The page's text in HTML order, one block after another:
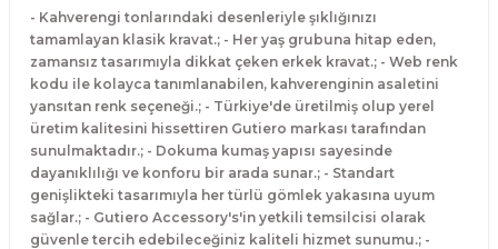
- Kahverengi tonlarındaki desenleriyle şıklığınızı
tamamlayan klasik kravat.; - Her yaş grubuna hitap eden,
zamansız tasarımıyla dikkat çeken erkek kravat.; - Web renk
kodu ile kolayca tanımlanabilen, kahverenginin asaletini
yansıtan renk seçeneği.; - Türkiye'de üretilmiş olup yerel
üretim kalitesini hissettiren Gutiero markası tarafından
sunulmaktadır.; - Dokuma kumaş yapısı sayesinde
dayanıklılığı ve konforu bir arada sunar.; - Standart
genişlikteki tasarımıyla her türlü gömlek yakasına uyum
sağlar.; - Gutiero Accessory's'in yetkili temsilcisi olarak
güvenle tercih edebileceğiniz kaliteli hizmet sunumu.; -